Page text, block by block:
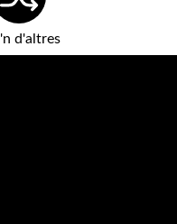
d'altres